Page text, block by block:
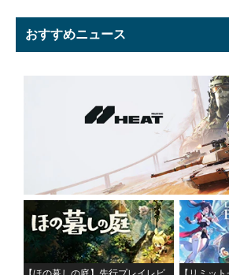
おすすめニュース